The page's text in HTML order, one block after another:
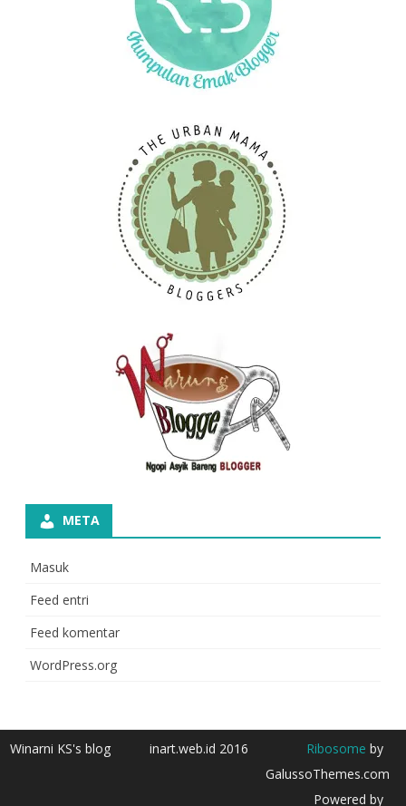
META
Masuk
Feed entri
Feed komentar
WordPress.org
Winarni KS's blog inart.web.id 2016 Ribosome by
GalussoThemes.com
Powered by